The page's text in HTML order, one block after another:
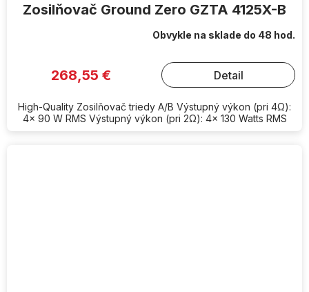
Zosilňovač Ground Zero GZTA 4125X-B
Obvykle na sklade do 48 hod.
268,55 € Detail
High-Quality Zosilňovač triedy A/B Výstupný výkon (pri 4Ω):
4x 90 W RMS Výstupný výkon (pri 2Ω): 4x 130 Watts RMS